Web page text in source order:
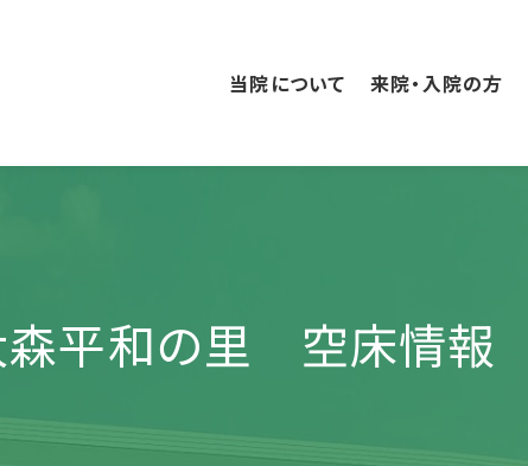
ペ
ー
当院について 来院・入院の方
平和の里 空床情報